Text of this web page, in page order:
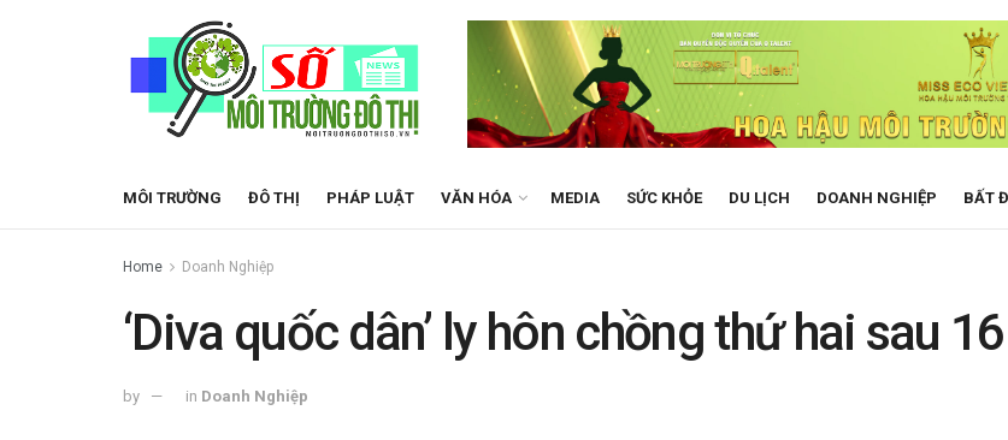
MÔI TRƯỜNG ĐÔ THỊ PHÁP LUẬT VĂN HÓA MEDIA SỨC KHỎE DU LỊCH DOANH NGHIỆP BẤT
Home Doanh Nghiệp
‘Diva quốc dân’ ly hôn chồng thứ hai sau
by in Doanh Nghiệp